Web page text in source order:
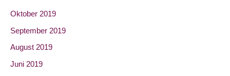
Oktober 2019
September 2019
August 2019
Juni 2019